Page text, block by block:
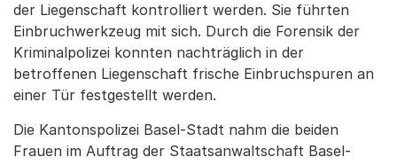
der Liegenschaft kontrolliert werden. Sie führten
Einbruchwerkzeug mit sich. Durch die Forensik der
Kriminalpolizei konnten nachträglich in der
betroffenen Liegenschaft frische Einbruchspuren an
einer Tür festgestellt werden.
Die Kantonspolizei Basel-Stadt nahm die beiden
Frauen im Auftrag der Staatsanwaltschaft Basel-